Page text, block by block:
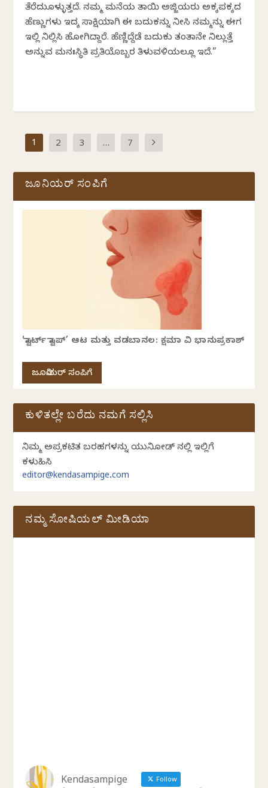
ತೆರೆದುಕೊಳ್ಳುತ್ತದೆ. ನಮ್ಮ ಮನೆಯ ತಾಯಿ ಅಜ್ಜಿಯರು ಅಕ್ಕಪಕ್ಕದ
ಹೆಣ್ಣುಗಳು ಇದಕ್ಕೆ ಸಾಕ್ಷಿಯಾಗಿ ಈ ಬದುಕನ್ನು ನೀಸಿ ನಮ್ಮನ್ನು ಈಗ
ಇಲ್ಲಿ ನಿಲ್ಲಿಸಿ ಹೋಗಿದ್ದಾರೆ. ಹೆಣ್ಣಿದ್ದೆಡೆ ಬದುಕು ತಂತಾನೇ ನಿಲ್ಲುತ್ತೆ
ಅನ್ನುವ ಮನಃಸ್ಥಿತಿ ಪ್ರತಿಯೊಬ್ಬರ ತಿಳುವಳಿಕೆಯಲ್ಲೂ ಇದೆ.”
1 2 3 … 7
ಜೂನಿಯರ್ ಸಂಪಿಗೆ
‘ಸ್ಟಾರ್ಟ್ ಸ್ಟಾಪ್’ ಆಟ ಮತ್ತು ವಡಬಾನಲ: ಕ್ಷಮಾ ವಿ ಭಾನುಪ್ರಕಾಶ್
ಜೂನಿಯರ್ ಸಂಪಿಗೆ
ಕುಳಿತಲ್ಲೇ ಬರೆದು ನಮಗೆ ಸಲ್ಲಿಸಿ
ನಿಮ್ಮ ಅಪ್ರಕಟಿತ ಬರಹಗಳನ್ನು ಯುನಿಕೋಡ್ ನಲ್ಲಿ ಇಲ್ಲಿಗೆ
ಕಳುಹಿಸಿ
editor@kendasampige.com
ನಮ್ಮ ಸೋಷಿಯಲ್‌ ಮೀಡಿಯಾ
Kendasampige Follow